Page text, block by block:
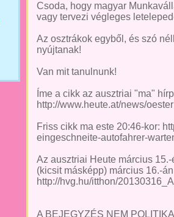
Csoda, hogy magyar
vagy tervezi végleges
Az osztrákok egyből, és szó
nyújtanak!
Van mit tanulnunk!
Íme a cikk az ausztriai "ma"
http://www.heute.at/news/
Friss cikk ma este 20:46-kor:
eingeschneite-autofahrer-
Az ausztriai Heute március
(kicsit másképp) március 16.-
http://hvg.hu/itthon/
A BEJEGYZÉS NEM